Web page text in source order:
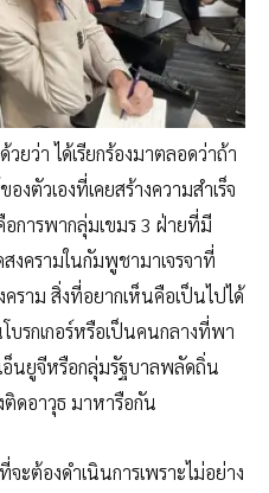
ยว่า ได้เรียกร้องมาตลอดว่าถ้า
ตัวเองที่เคยสร้างความสำเร็จ
ารพากลุ่มเขมร 3 ฝ่ายที่มี
งครามในกัมพูชามาเจรจาที่
ราม สิ่งที่อยากเห็นคือเป็นไปได้
รกเกอร์หรือเป็นคนกลางที่พา
นยูจีหรือกลุ่มรัฐบาลพลัดถิ่น
ติดอาวุธ มาหารือกัน
ะต้องดำเนินการเพราะไม่อย่าง